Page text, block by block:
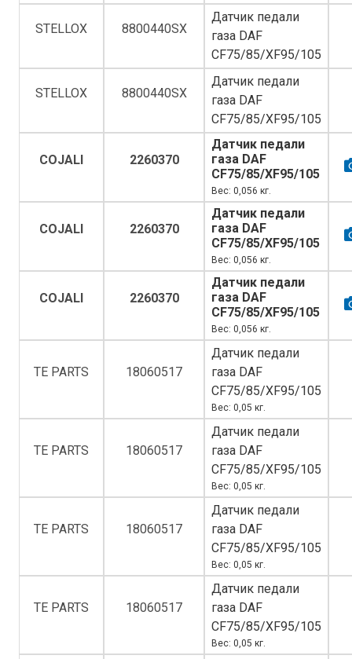
STELLOX 8800440SX
Датчик педали
газа DAF
CF75/85/XF95/105
STELLOX 8800440SX
Датчик педали
газа DAF
CF75/85/XF95/105
COJALI 2260370
Датчик педали
газа DAF
CF75/85/XF95/105
Вес: 0,056 кг.
COJALI 2260370
Датчик педали
газа DAF
CF75/85/XF95/105
Вес: 0,056 кг.
COJALI 2260370
Датчик педали
газа DAF
CF75/85/XF95/105
Вес: 0,056 кг.
TE PARTS 18060517
Датчик педали
газа DAF
CF75/85/XF95/105
Вес: 0,05 кг.
TE PARTS 18060517
Датчик педали
газа DAF
CF75/85/XF95/105
Вес: 0,05 кг.
TE PARTS 18060517
Датчик педали
газа DAF
CF75/85/XF95/105
Вес: 0,05 кг.
TE PARTS 18060517
Датчик педали
газа DAF
CF75/85/XF95/105
Вес: 0,05 кг.